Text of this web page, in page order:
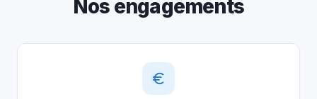
Nos engagements